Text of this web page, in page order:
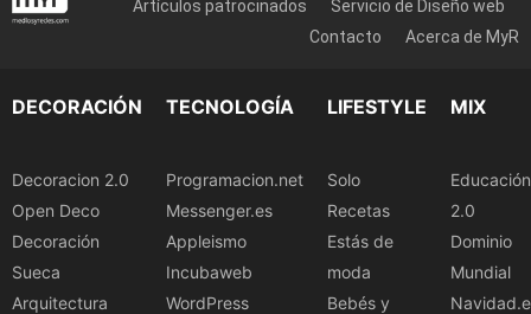
Artículos patrocinados
Servicio de Diseño web
Contacto
Acerca de MyR
DECORACIÓN
Decoracion 2.0
Open Deco
Decoración
Sueca
Arquitectura
TECNOLOGÍA
Programacion.net
Messenger.es
Appleismo
Incubaweb
WordPress
LIFESTYLE
Solo
Recetas
Estás de
moda
Bebés y
MIX
Educación
2.0
Dominio
Mundial